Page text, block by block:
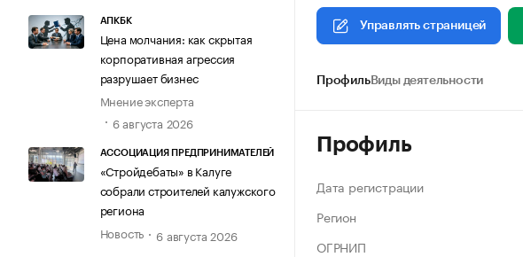
АПКБК
Цена молчания: как скрытая
корпоративная агрессия
разрушает бизнес
Мнение эксперта
6 августа 2026
АССОЦИАЦИЯ ПРЕДПРИНИМАТЕЛЕЙ
«Стройдебаты» в Калуге
собрали строителей калужского
региона
Новость
6 августа 2026
Управлять страницей
ПрофильВиды деятельности
Профиль
Дата регистрации
Регион
ОГРНИП